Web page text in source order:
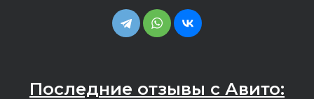
Последние отзывы с Авито: